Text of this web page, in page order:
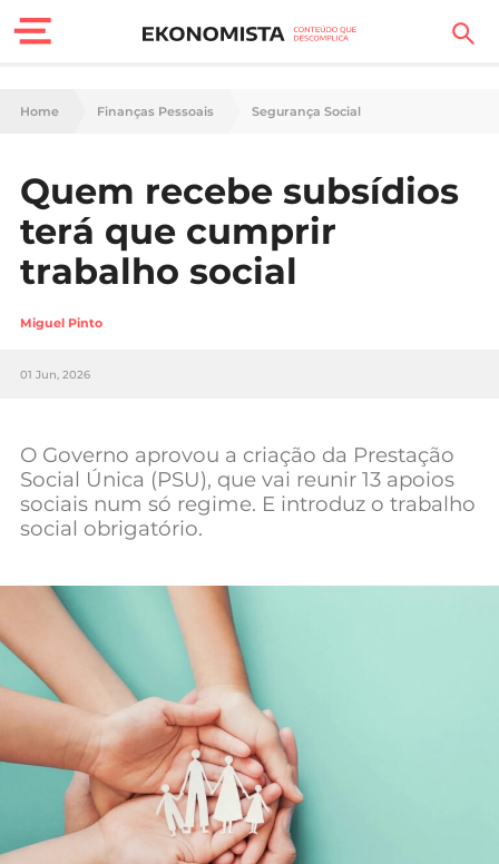
Finanças Pessoais
Carreira
Casa
Lifestyle
Sociedade
Negócios
Mundial 2026
Home Finanças Pessoais Segurança Social
Quem recebe subsídios
terá que cumprir
trabalho social
Miguel Pinto
01 Jun, 2026
O Governo aprovou a criação da Prestação
Social Única (PSU), que vai reunir 13 apoios
sociais num só regime. E introduz o trabalho
social obrigatório.